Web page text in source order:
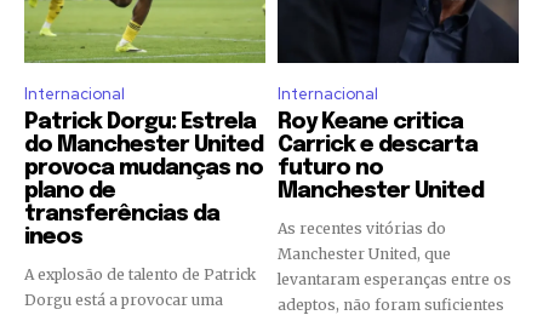
Internacional
Patrick Dorgu: Estrela
do Manchester United
provoca mudanças no
plano de
transferências da
ineos
A explosão de talento de Patrick
Dorgu está a provocar uma
Internacional
Roy Keane critica
Carrick e descarta
futuro no
Manchester United
As recentes vitórias do
Manchester United, que
levantaram esperanças entre os
adeptos, não foram suficientes